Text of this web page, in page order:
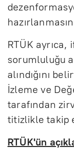
RTÜK ayrıca,
sorumluluğu
alındığını
İzleme ve
tarafından
titizlikle takip
RTÜK'ün